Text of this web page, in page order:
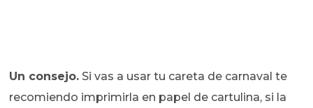
Un consejo. Si vas a usar tu careta de carnaval te
recomiendo imprimirla en papel de cartulina, si la